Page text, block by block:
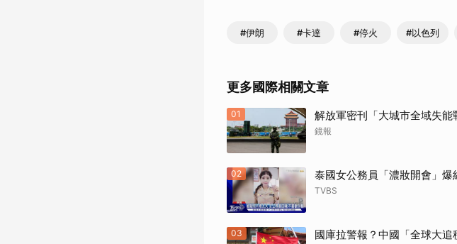
#伊朗 #卡達 #停火 #以色列
更多國際相關文章
01 解放軍密刊「大城市全域失
鏡報
02 泰國女公務員「濃妝開會」
TVBS
03 國庫拉警報？中國「全球大追